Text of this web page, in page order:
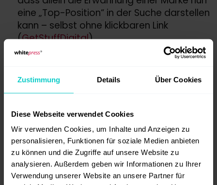
Zustimmung Details Über Cookies
Diese Webseite verwendet Cookies
Wir verwenden Cookies, um Inhalte und Anzeigen zu
personalisieren, Funktionen für soziale Medien anbieten
zu können und die Zugriffe auf unsere Website zu
analysieren. Außerdem geben wir Informationen zu Ihrer
Verwendung unserer Website an unsere Partner für
eine „Top-Position“ in der Suche darstellen
kann – selbst ohne klickbaren Link
(GetStuffDigital).
Warum sind Brand Mentions für SEO
wichtig?
nicht mehr nur um einzelne Signale
wie Backlinks, sondern um das größere
Gesamtbild der Online-Reputation einer
Marke. So tragenBrand Mentionsdirekt
zu deinen SEO-Maßnahmen bei: